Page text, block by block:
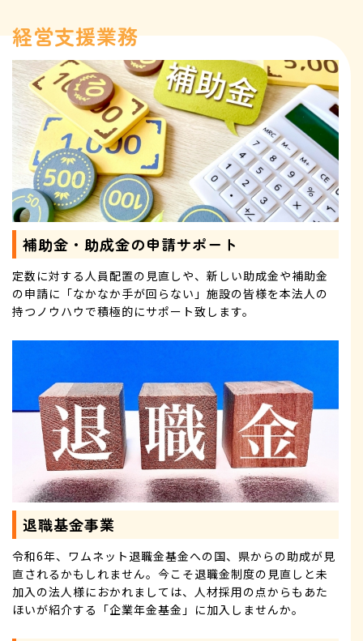
経営支援業務
補助金・助成金の申請サポート
定数に対する人員配置の見直しや、新しい助成金や補助金
の申請に「なかなか手が回らない」施設の皆様を本法人の
持つノウハウで積極的にサポート致します。
退職基金事業
令和6年、ワムネット退職金基金への国、県からの助成が見
直されるかもしれません。今こそ退職金制度の見直しと未
加入の法人様におかれましては、人材採用の点からもあた
ほいが紹介する「企業年金基金」に加入しませんか。